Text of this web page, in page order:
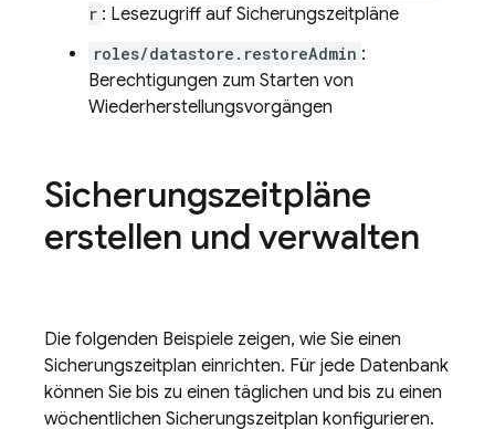
r : Lesezugriff auf Sicherungszeitpläne
roles/datastore.restoreAdmin :
Berechtigungen zum Starten von
Wiederherstellungsvorgängen
Sicherungszeitpläne
erstellen und verwalten
Die folgenden Beispiele zeigen, wie Sie einen
Sicherungszeitplan einrichten. Für jede Datenbank
können Sie bis zu einen täglichen und bis zu einen
wöchentlichen Sicherungszeitplan konfigurieren.